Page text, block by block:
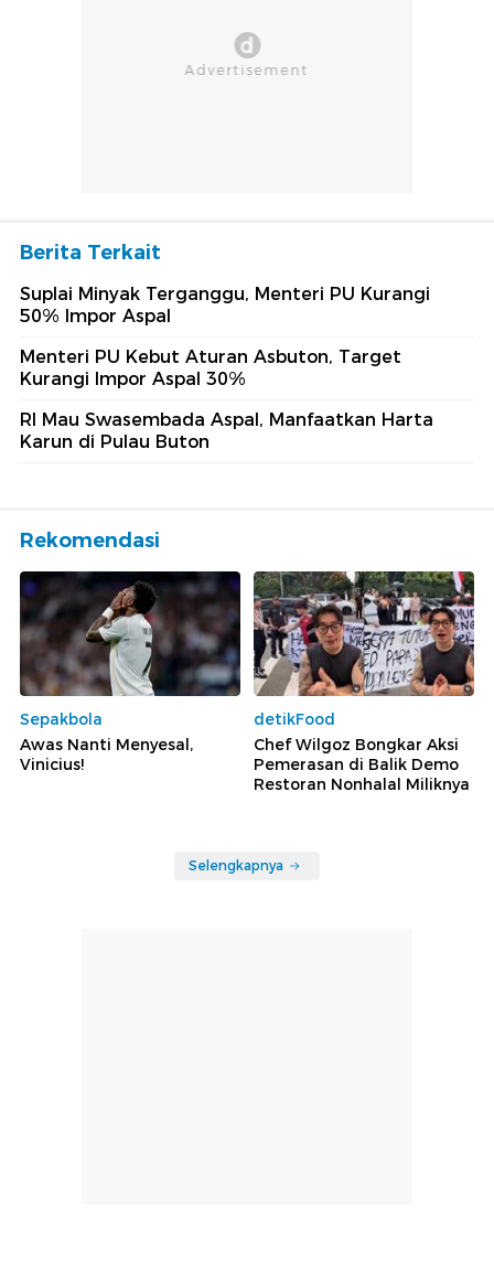
Berita Terkait
Suplai Minyak Terganggu, Menteri PU Kurangi
50% Impor Aspal
Menteri PU Kebut Aturan Asbuton, Target
Kurangi Impor Aspal 30%
RI Mau Swasembada Aspal, Manfaatkan Harta
Karun di Pulau Buton
Rekomendasi
Sepakbola
Awas Nanti Menyesal,
Vinicius!
detikFood
Chef Wilgoz Bongkar Aksi
Pemerasan di Balik Demo
Restoran Nonhalal Miliknya
Selengkapnya